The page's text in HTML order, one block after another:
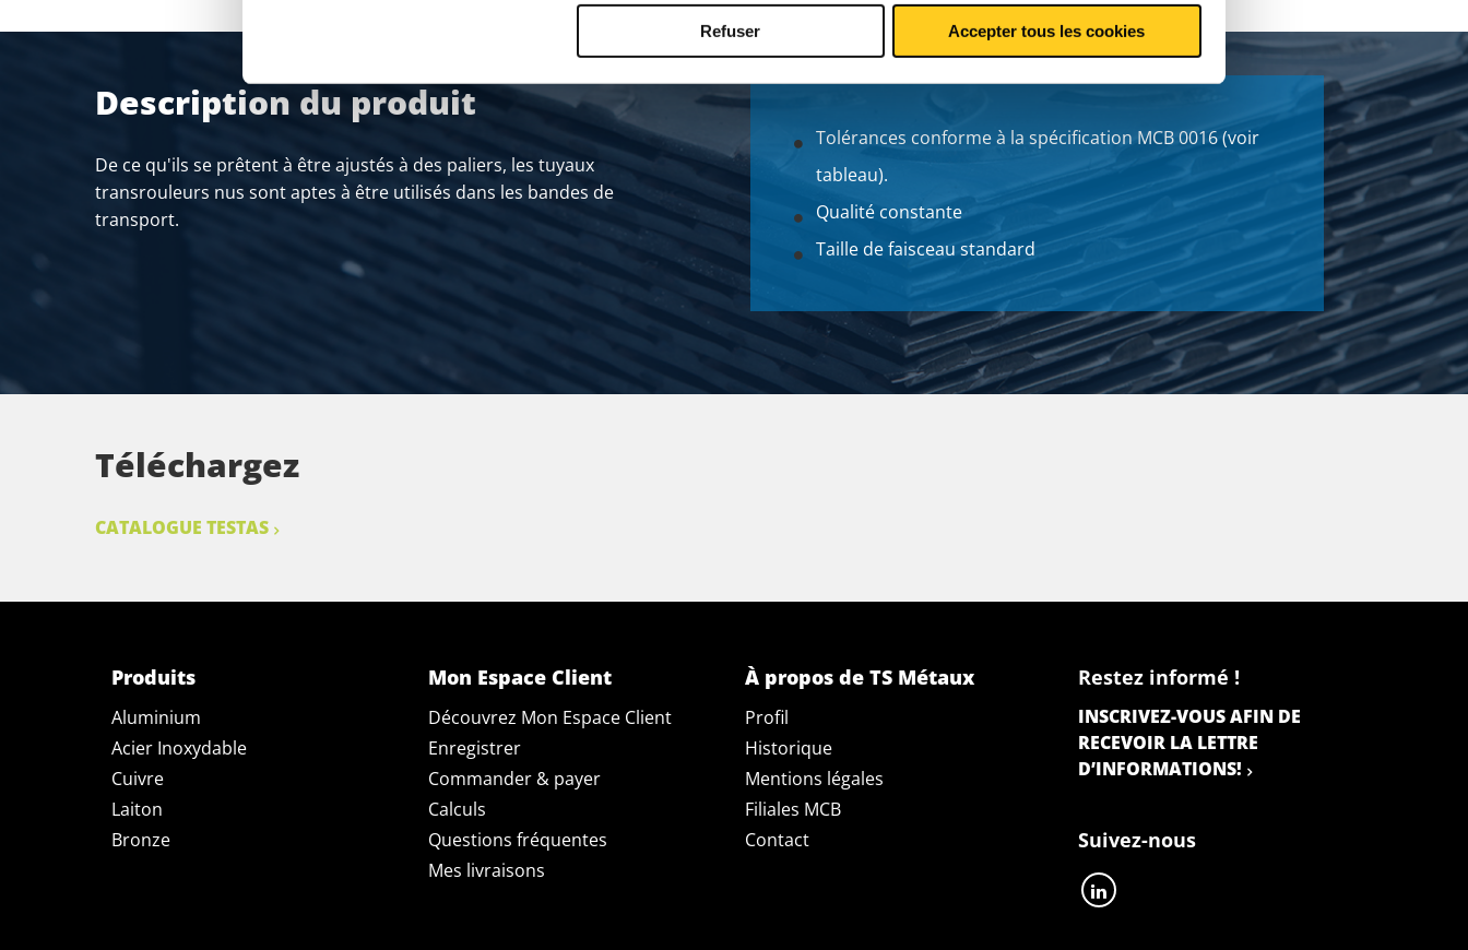
Refuser Accepter tous les cookies
Description du produit
De ce qu'ils se prêtent à être ajustés à des paliers, les tuyaux
transrouleurs nus sont aptes à être utilisés dans les bandes de
transport.
Tolérances conforme à la spécification MCB 0016 (voir
tableau).
Qualité constante
Taille de faisceau standard
Téléchargez
CATALOGUE TESTAS
Produits
Aluminium
Acier Inoxydable
Cuivre
Laiton
Bronze
Mon Espace Client
Découvrez Mon Espace Client
Enregistrer
Commander & payer
Calculs
Questions fréquentes
Mes livraisons
À propos de TS Métaux
Profil
Historique
Mentions légales
Filiales MCB
Contact
Restez informé !
INSCRIVEZ-VOUS AFIN DE
RECEVOIR LA LETTRE
D’INFORMATIONS!
Suivez-nous